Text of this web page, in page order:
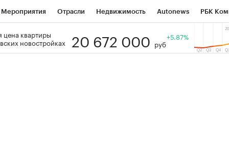
Мероприятия Отрасли Недвижимость Autonews РБК
РБК Образование Тренды
цена квартиры
новостройках
20 672 000 руб
+5.87%